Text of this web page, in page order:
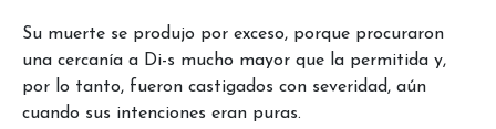
Su muerte se produjo por exceso, porque procuraron
una cercanía a Di-s mucho mayor que la permitida y,
por lo tanto, fueron castigados con severidad, aún
cuando sus intenciones eran puras.